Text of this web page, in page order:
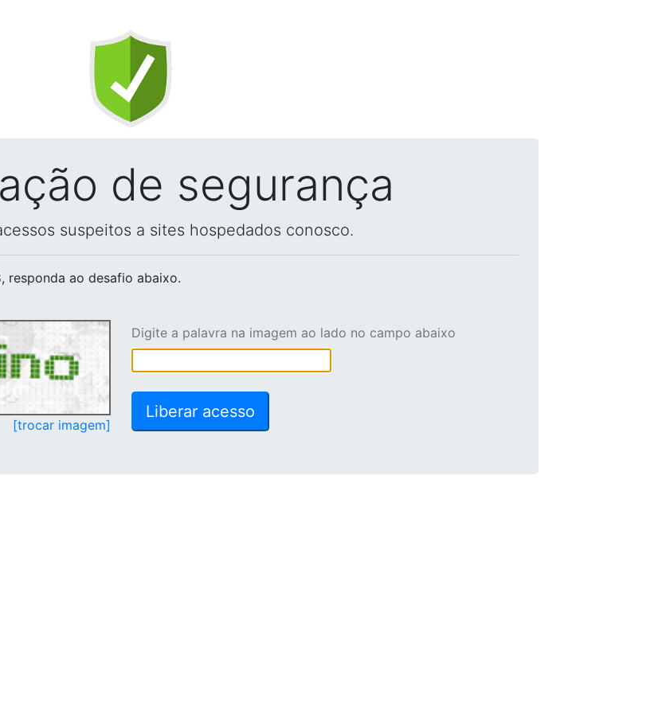
de segurança
suspeitos a sites hospedados conosco.
, responda ao desafio abaixo.
[trocar imagem]
Digite a palavra na imagem ao lado no campo abaixo